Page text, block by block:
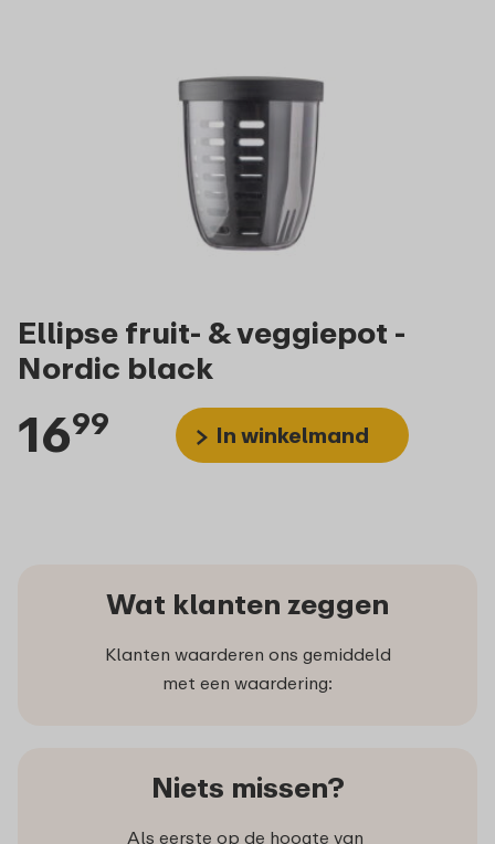
Ellipse fruit- & veggiepot -
Nordic black
1699 In winkelmand
Wat klanten zeggen
Klanten waarderen ons gemiddeld
met een waardering:
Niets missen?
Als eerste op de hoogte van